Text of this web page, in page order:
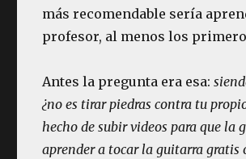
más recomendable sería
profesor, al menos los
Antes la pregunta era esa:
¿no es tirar piedras contra tu
hecho de subir videos para que la
aprender a tocar la guitarra gratis